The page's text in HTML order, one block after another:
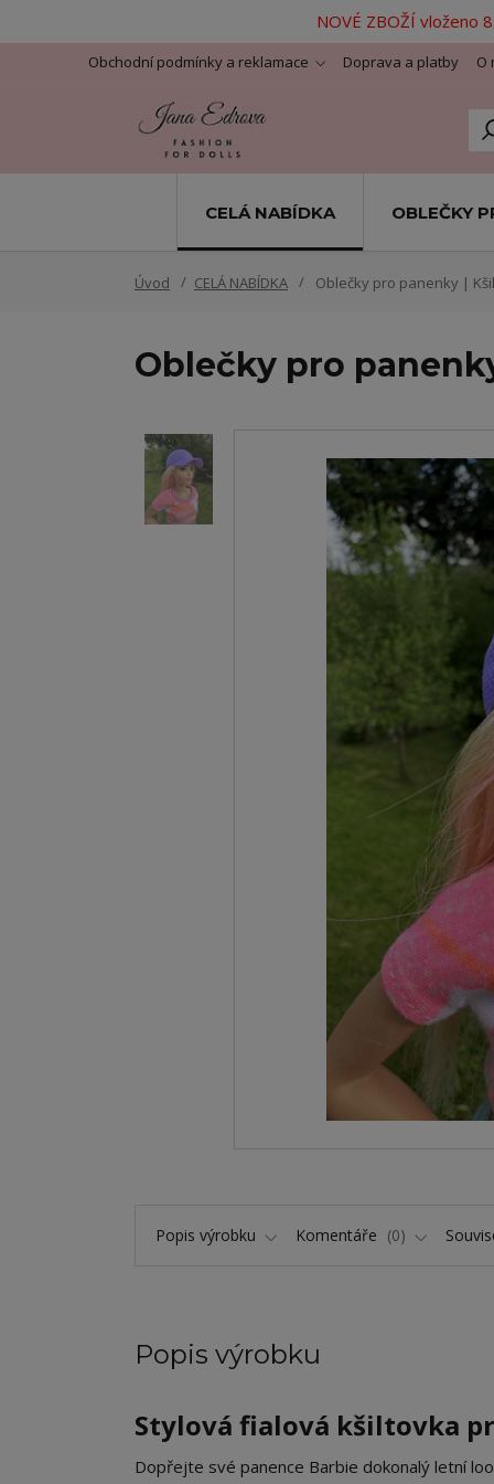
NOVÉ ZBOŽÍ vloženo
Obchodní podmínky a reklamace Doprava a platby O
CELÁ NABÍDKA OBLEČKY
Úvod CELÁ NABÍDKA Oblečky pro panenky |
Oblečky pro
Popis výrobku Komentáře 0
Popis výrobku
Stylová fialová kšiltovka
​Dopřejte své panence Barbie dokonalý letní